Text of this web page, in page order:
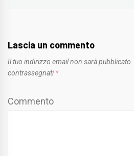
Lascia un commento
Il tuo indirizzo email non sarà pubblicato.
contrassegnati *
Commento